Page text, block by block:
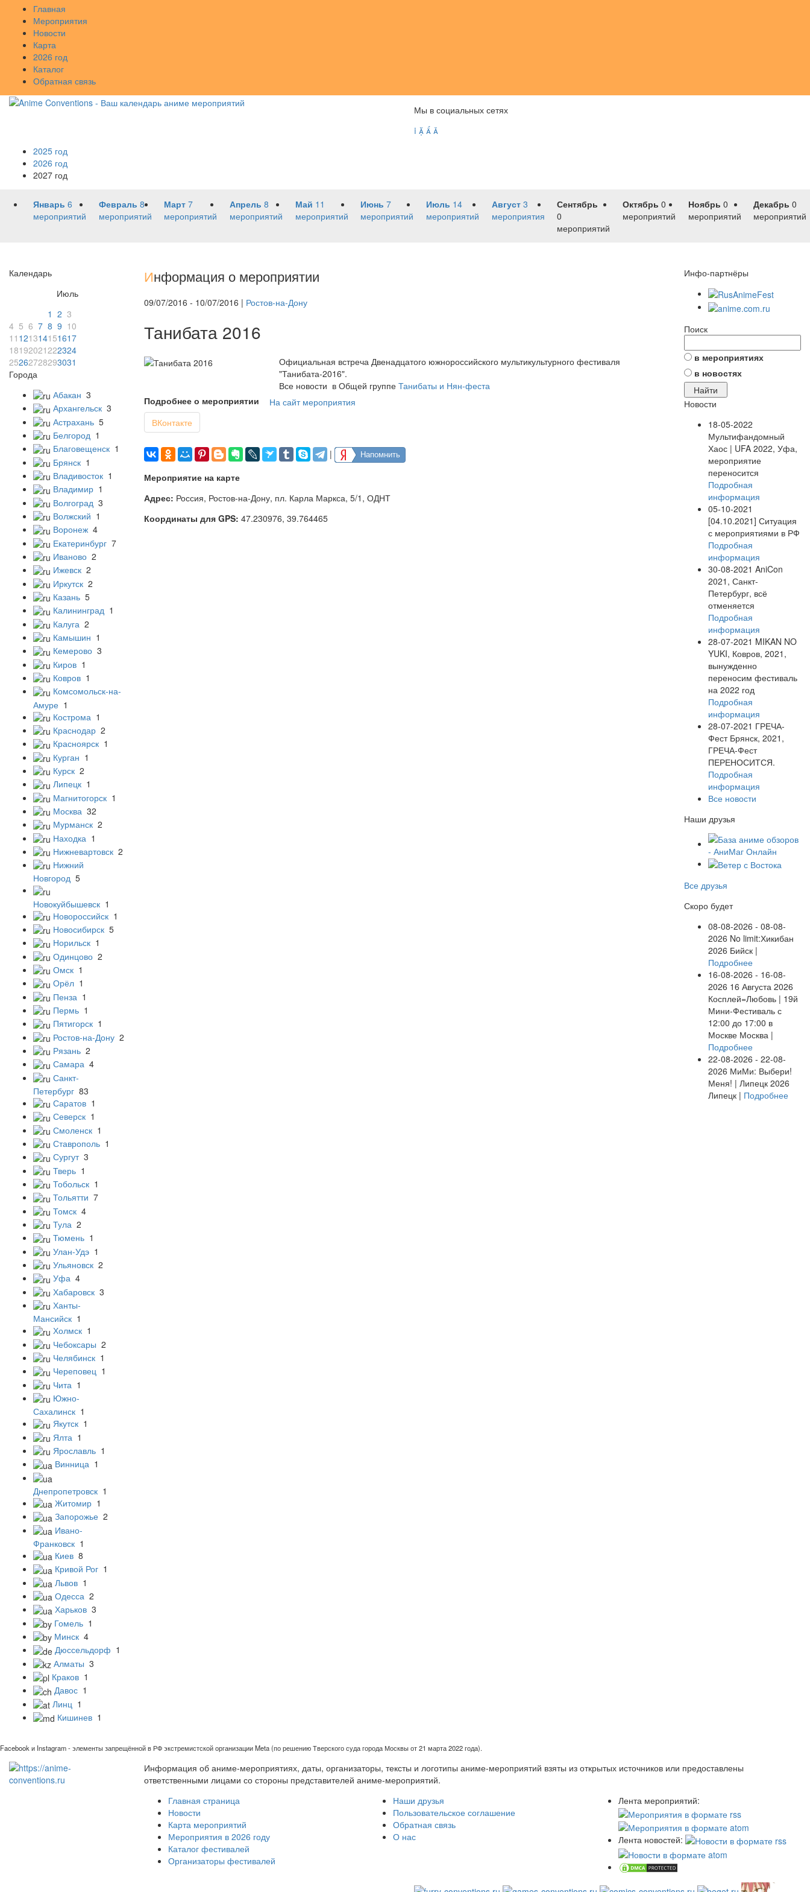
Главная
Мероприятия
Новости
Карта
2026 год
Каталог
Обратная связь
Мы в социальных сетях
   
2025 год
2026 год
2027 год
Январь 6
мероприятий
Февраль 8
мероприятий
Март 7
мероприятий
Апрель 8
мероприятий
Май 11
мероприятий
Июнь 7
мероприятий
Июль 14
мероприятий
Август 3
мероприятия
Сентябрь
0
мероприятий
Октябрь 0
мероприятий
Ноябрь 0
мероприятий
Декабрь 0
мероприятий
Календарь
Июль
1 2 3
4 5 6 7 8 9 10
11 121314151617
18192021222324
25262728293031
Города
Абакан 3
Архангельск 3
Астрахань 5
Белгород 1
Благовещенск 1
Брянск 1
Владивосток 1
Владимир 1
Волгоград 3
Волжский 1
Воронеж 4
Екатеринбург 7
Иваново 2
Ижевск 2
Иркутск 2
Казань 5
Калининград 1
Калуга 2
Камышин 1
Кемерово 3
Киров 1
Ковров 1
Комсомольск-на-
Амуре 1
Кострома 1
Краснодар 2
Красноярск 1
Курган 1
Курск 2
Липецк 1
Магнитогорск 1
Москва 32
Мурманск 2
Находка 1
Нижневартовск 2
Нижний
Новгород 5
Новокуйбышевск 1
Новороссийск 1
Новосибирск 5
Норильск 1
Одинцово 2
Омск 1
Орёл 1
Пенза 1
Пермь 1
Пятигорск 1
Ростов-на-Дону 2
Рязань 2
Самара 4
Санкт-
Петербург 83
Саратов 1
Северск 1
Смоленск 1
Ставрополь 1
Сургут 3
Тверь 1
Тобольск 1
Тольятти 7
Томск 4
Тула 2
Тюмень 1
Улан-Удэ 1
Ульяновск 2
Уфа 4
Хабаровск 3
Ханты-
Мансийск 1
Холмск 1
Чебоксары 2
Челябинск 1
Череповец 1
Чита 1
Южно-
Сахалинск 1
Якутск 1
Ялта 1
Ярославль 1
Винница 1
Днепропетровск 1
Житомир 1
Запорожье 2
Ивано-
Франковск 1
Киев 8
Кривой Рог 1
Львов 1
Одесса 2
Харьков 3
Гомель 1
Минск 4
Дюссельдорф 1
Алматы 3
Краков 1
Давос 1
Линц 1
Кишинев 1
Информация о мероприятии
09/07/2016 - 10/07/2016 | Ростов-на-Дону
Танибата 2016
Официальная встреча Двенадцатого южнороссийского мультикультурного фестиваля
"Танибата-2016".
Все новости в Общей группе Танибаты и Нян-феста
Подробнее о мероприятии
На сайт мероприятия
ВКонтакте
| Напомнить
Мероприятие на карте
Адрес: Россия, Ростов-на-Дону, пл. Карла Маркса, 5/1, ОДНТ
Координаты для GPS: 47.230976, 39.764465
Инфо-партнёры
Поиск
в мероприятиях
в новостях
Новости
18-05-2022
Мультифандомный
Хаос | UFA 2022, Уфа,
мероприятие
переносится
Подробная
информация
05-10-2021
[04.10.2021] Ситуация
с мероприятиями в РФ
Подробная
информация
30-08-2021 AniCon
2021, Санкт-
Петербург, всё
отменяется
Подробная
информация
28-07-2021 MIKAN NO
YUKI, Ковров, 2021,
вынужденно
переносим фестиваль
на 2022 год
Подробная
информация
28-07-2021 ГРЕЧА-
Фест Брянск, 2021,
ГРЕЧА-Фест
ПЕРЕНОСИТСЯ.
Подробная
информация
Все новости
Наши друзья
Все друзья
Скоро будет
08-08-2026 - 08-08-
2026 No limit:Хикибан
2026 Бийск |
Подробнее
16-08-2026 - 16-08-
2026 16 Августа 2026
Косплей=Любовь | 19й
Мини-Фестиваль с
12:00 до 17:00 в
Москве Москва |
Подробнее
22-08-2026 - 22-08-
2026 МиМи: Выбери!
Меня! | Липецк 2026
Липецк | Подробнее
Facebook и Instagram - элементы запрещённой в РФ экстремистской организации Meta (по решению Тверского суда города Москвы от 21 марта 2022 года).
Информация об аниме-мероприятиях, даты, организаторы, тексты и логотипы аниме-мероприятий взяты из открытых источников или предоставлены
ответственными лицами со стороны представителей аниме-мероприятий.
Главная страница
Новости
Карта мероприятий
Мероприятия в 2026 году
Каталог фестивалей
Организаторы фестивалей
Наши друзья
Пользовательское соглашение
Обратная связь
О нас
Лента мероприятий:
Лента новостей: